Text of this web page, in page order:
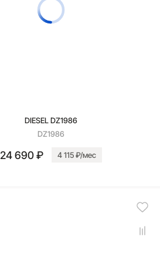
DIESEL DZ1986
DZ1986
24 690 ₽ 4 115 ₽/мес